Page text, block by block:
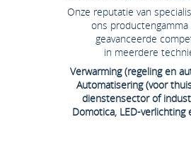
Onze reputatie van
ons productengamma
geavanceerde
in meerdere
Verwarming (regeling en
Automatisering (voor
dienstensector of
Domotica, LED-verlichting